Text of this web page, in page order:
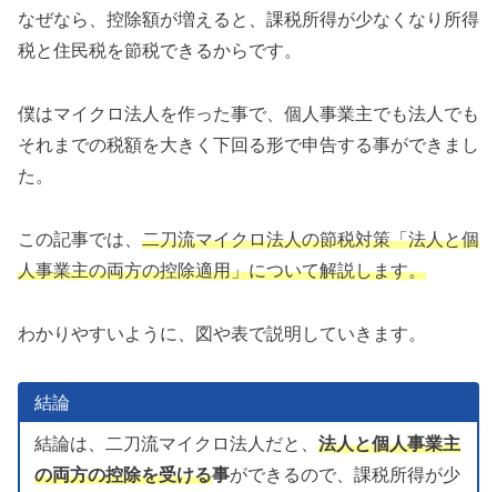
なぜなら、控除額が増えると、課税所得が少なくなり所得
税と住民税を節税できるからです。
僕はマイクロ法人を作った事で、個人事業主でも法人でも
それまでの税額を大きく下回る形で申告する事ができまし
た。
この記事では、 二刀流マイクロ法人の節税対策「法人と個
人事業主の両方の控除適用」について解説します。
わかりやすいように、図や表で説明していきます。
結論
結論は、二刀流マイクロ法人だと、 法人と個人事業主
の両方の控除を受ける事ができるので、課税所得が少